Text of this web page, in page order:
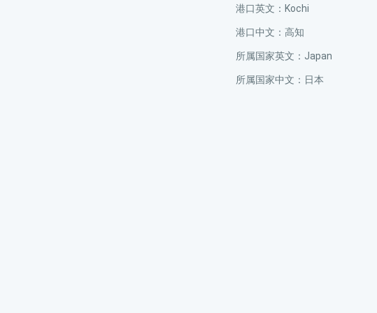
港口英文：Kochi
港口中文：高知
所属国家英文：Japan
所属国家中文：日本